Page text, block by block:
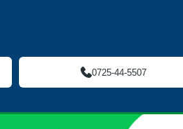
0725-44-5507